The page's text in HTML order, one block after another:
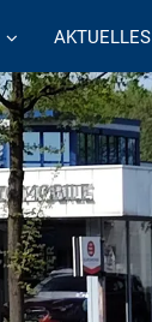
AKTUELLES